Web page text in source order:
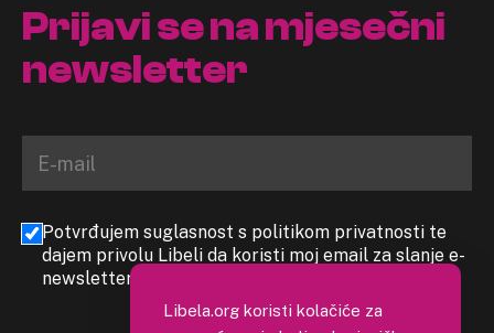
Prijavi se na mjesečni
newsletter
Potvrđujem suglasnost s politikom privatnosti te
dajem privolu Libeli da koristi moj email za slanje e-
newslettera
Libela.org koristi kolačiće za